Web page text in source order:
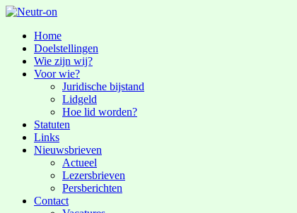
Home
Doelstellingen
Wie zijn wij?
Voor wie?
Juridische bijstand
Lidgeld
Hoe lid worden?
Statuten
Links
Nieuwsbrieven
Actueel
Lezersbrieven
Persberichten
Contact